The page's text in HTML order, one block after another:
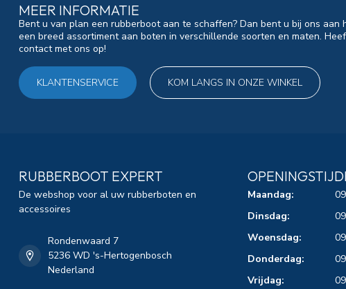
MEER INFORMATIE
Bent u van plan een rubberboot aan te schaffen? Dan bent u bij ons aan
een breed assortiment aan boten in verschillende soorten en maten.
contact met ons op!
KLANTENSERVICE KOM LANGS IN ONZE WINKEL
RUBBERBOOT EXPERT
De webshop voor al uw rubberboten en
accessoires
Rondenwaard 7
5236 WD 's-Hertogenbosch
Nederland
Maandag:
Dinsdag:
Woensdag:
Donderdag:
Vrijdag: